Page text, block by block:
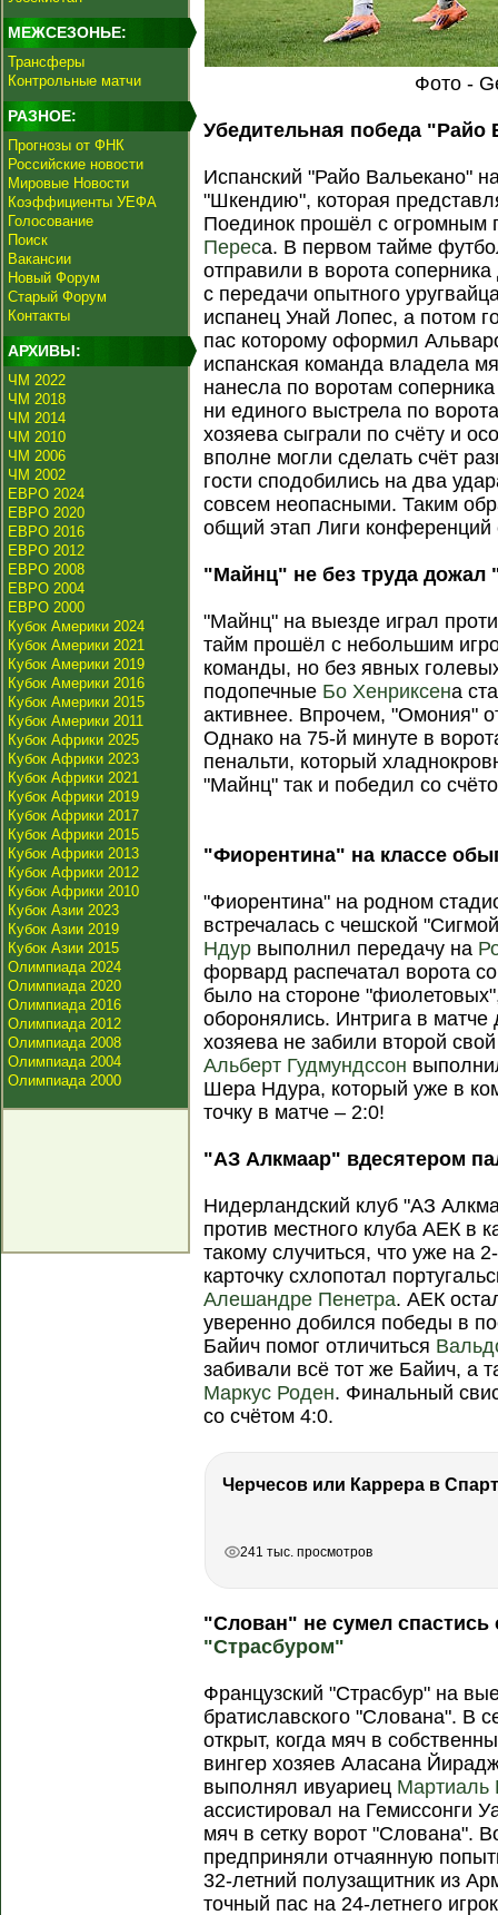
МЕЖСЕЗОНЬЕ:
Трансферы
Контрольные матчи
РАЗНОЕ:
Прогнозы от ФНК
Российские новости
Мировые Новости
Коэффициенты УЕФА
Голосование
Поиск
Вакансии
Новый Форум
Старый Форум
Контакты
АРХИВЫ:
ЧМ 2022
ЧМ 2018
ЧМ 2014
ЧМ 2010
ЧМ 2006
ЧМ 2002
ЕВРО 2024
ЕВРО 2020
ЕВРО 2016
ЕВРО 2012
ЕВРО 2008
ЕВРО 2004
ЕВРО 2000
Кубок Америки 2024
Кубок Америки 2021
Кубок Америки 2019
Кубок Америки 2016
Кубок Америки 2015
Кубок Америки 2011
Кубок Африки 2025
Кубок Африки 2023
Кубок Африки 2021
Кубок Африки 2019
Кубок Африки 2017
Кубок Африки 2015
Кубок Африки 2013
Кубок Африки 2012
Кубок Африки 2010
Кубок Азии 2023
Кубок Азии 2019
Кубок Азии 2015
Олимпиада 2024
Олимпиада 2020
Олимпиада 2016
Олимпиада 2012
Олимпиада 2008
Олимпиада 2004
Олимпиада 2000
Фото -
Убедительная победа "Райо
Испанский "Райо Вальекано"
"Шкендию", которая
Поединок прошёл с
Переса. В первом тайме
отправили в ворота
с передачи опытного
испанец Унай Лопес, а потом
пас которому оформил
испанская команда владела
нанесла по воротам
ни единого выстрела по
хозяева сыграли по счёту и
вполне могли сделать счёт
гости сподобились на два
совсем неопасными. Таким
общий этап Лиги
"Майнц" не без труда
"Майнц" на выезде играл
тайм прошёл с небольшим
команды, но без явных
подопечные Бо Хенриксена
активнее. Впрочем, "Омония"
Однако на 75-й минуте в
пенальти, который
"Майнц" так и победил со
"Фиорентина" на классе
"Фиорентина" на родном
встречалась с чешской
Ндур выполнил передачу на
форвард распечатал ворота
было на стороне
оборонялись. Интрига в
хозяева не забили второй
Альберт Гудмундссон
Шера Ндура, который уже в
точку в матче – 2:0!
"АЗ Алкмаар" вдесятером
Нидерландский клуб "АЗ
против местного клуба АЕК в
такому случиться, что уже на
карточку схлопотал
Алешандре Пенетра. АЕК
уверенно добился победы в
Байич помог отличиться
забивали всё тот же Байич, а
Маркус Роден. Финальный
со счётом 4:0.
Черчесов или Каррера в
241 тыс. просмотров
"Слован" не сумел спастись
"Страсбуром"
Французский "Страсбур" на
братиславского "Слована". В
открыт, когда мяч в
вингер хозяев Аласана
выполнял ивуариец Мартиаль
ассистировал на Гемиссонги
мяч в сетку ворот "Слована".
предприняли отчаянную
32-летний полузащитник из
точный пас на 24-летнего